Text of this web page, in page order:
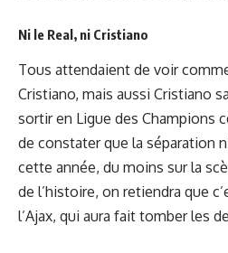
Ni le Real, ni Cristiano
Tous attendaient de voir
Cristiano, mais aussi Cristiano
sortir en Ligue des Champions
de constater que la séparation
cette année, du moins sur la
de l’histoire, on retiendra que
l’Ajax, qui aura fait tomber les